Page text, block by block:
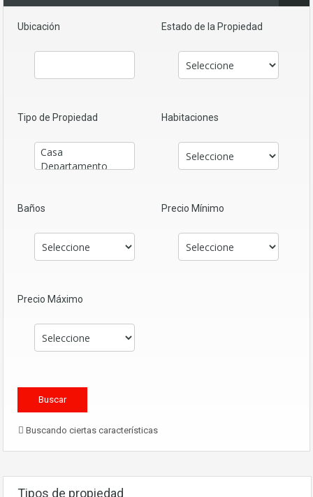
Ubicación Estado de la Propiedad
Tipo de Propiedad Habitaciones
Baños Precio Mínimo
Precio Máximo
Buscando ciertas características
Tipos de propiedad